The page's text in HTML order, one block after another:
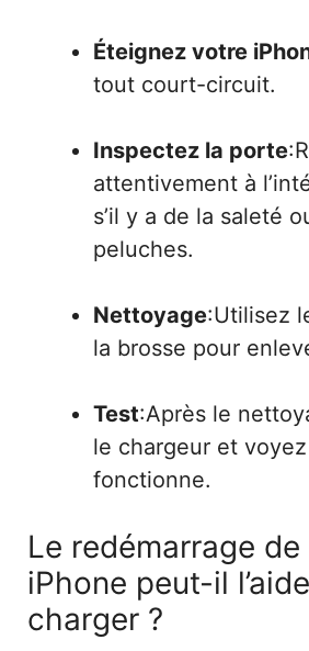
Éteignez votre
tout court-circuit.
Inspectez la porte
attentivement à
s’il y a de la saleté
peluches.
Nettoyage:Utilisez
la brosse pour
Test:Après le
le chargeur et
fonctionne.
Le redémarrage
iPhone peut-il
charger ?